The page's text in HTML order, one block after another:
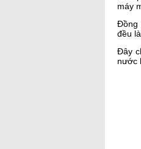
máy
Đồng
đều
Đây
nước